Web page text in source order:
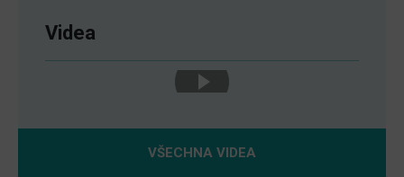
Videa
VŠECHNA VIDEA